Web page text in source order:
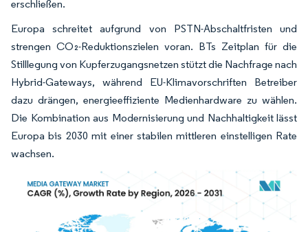
erschließen.
Europa schreitet aufgrund von PSTN-Abschaltfristen und
strengen CO₂-Reduktionszielen voran. BTs Zeitplan für die
Stilllegung von Kupferzugangsnetzen stützt die Nachfrage nach
Hybrid-Gateways, während EU-Klimavorschriften Betreiber
dazu drängen, energieeffiziente Medienhardware zu wählen.
Die Kombination aus Modernisierung und Nachhaltigkeit lässt
Europa bis 2030 mit einer stabilen mittleren einstelligen Rate
wachsen.